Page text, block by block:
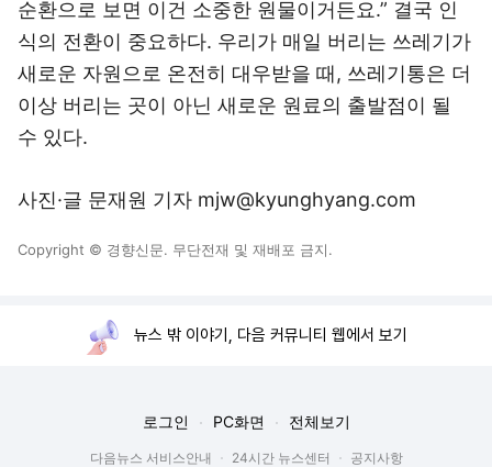
순환으로 보면 이건 소중한 원물이거든요.” 결국 인
식의 전환이 중요하다. 우리가 매일 버리는 쓰레기가
새로운 자원으로 온전히 대우받을 때, 쓰레기통은 더
이상 버리는 곳이 아닌 새로운 원료의 출발점이 될
수 있다.
사진·글 문재원 기자 mjw@kyunghyang.com
Copyright © 경향신문. 무단전재 및 재배포 금지.
뉴스 밖 이야기, 다음 커뮤니티 웹에서 보기
로그인 PC화면 전체보기
다음뉴스 서비스안내 24시간 뉴스센터 공지사항